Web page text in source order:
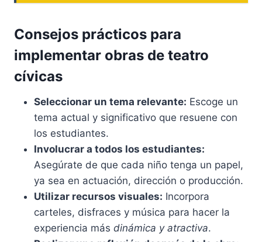
Consejos prácticos para
implementar obras de teatro
cívicas
Seleccionar un tema relevante: Escoge un
tema actual y significativo que resuene con
los estudiantes.
Involucrar a todos los estudiantes:
Asegúrate de que cada niño tenga un papel,
ya sea en actuación, dirección o producción.
Utilizar recursos visuales: Incorpora
carteles, disfraces y música para hacer la
experiencia más dinámica y atractiva.